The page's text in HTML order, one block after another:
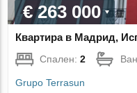
€ 263 000
Квартира в Мадрид,
Спален:2
Grupo Terrasun